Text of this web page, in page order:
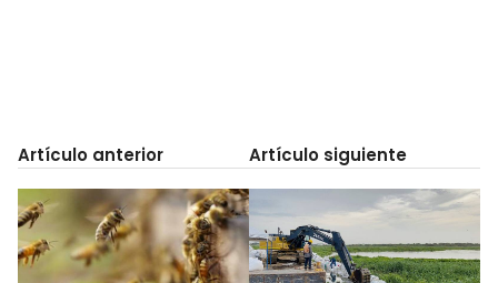
Artículo anterior Artículo siguiente